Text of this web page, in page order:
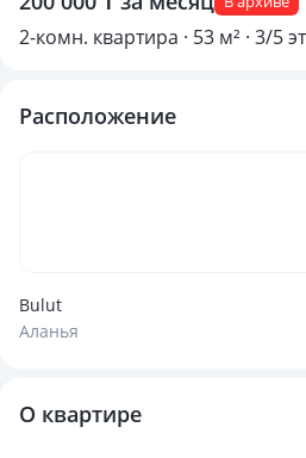
2-комн. квартира · 53 м² · 3/5
Расположение
Bulut
Аланья
О квартире